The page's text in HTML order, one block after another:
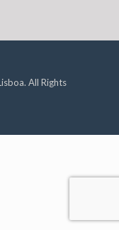
All Rights